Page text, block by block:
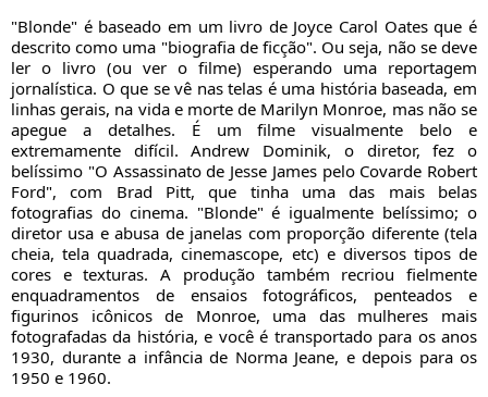
"Blonde" é baseado em um livro de Joyce Carol Oates que é
descrito como uma "biografia de ficção". Ou seja, não se deve
ler o livro (ou ver o filme) esperando uma reportagem
jornalística. O que se vê nas telas é uma história baseada, em
linhas gerais, na vida e morte de Marilyn Monroe, mas não se
apegue a detalhes. É um filme visualmente belo e
extremamente difícil. Andrew Dominik, o diretor, fez o
belíssimo "O Assassinato de Jesse James pelo Covarde Robert
Ford", com Brad Pitt, que tinha uma das mais belas
fotografias do cinema. "Blonde" é igualmente belíssimo; o
diretor usa e abusa de janelas com proporção diferente (tela
cheia, tela quadrada, cinemascope, etc) e diversos tipos de
cores e texturas. A produção também recriou fielmente
enquadramentos de ensaios fotográficos, penteados e
figurinos icônicos de Monroe, uma das mulheres mais
fotografadas da história, e você é transportado para os anos
1930, durante a infância de Norma Jeane, e depois para os
1950 e 1960.